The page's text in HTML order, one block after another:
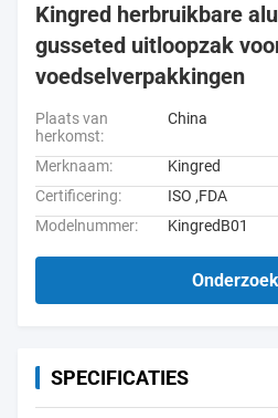
Kingred herbruikbare
gusseted uitloopzak
voedselverpakkingen
Plaats van
herkomst:
China
Merknaam:
Kingred
Certificering:
ISO ,FDA
Modelnummer:
KingredB01
SPECIFICATIES